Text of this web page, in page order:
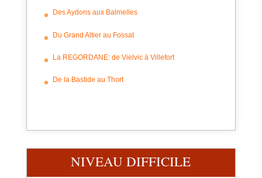
Des Aydons aux Balmelles
Du Grand Altier au Fossat
La REGORDANE: de Vielvic à Villefort
De la Bastide au Thort
NIVEAU DIFFICILE